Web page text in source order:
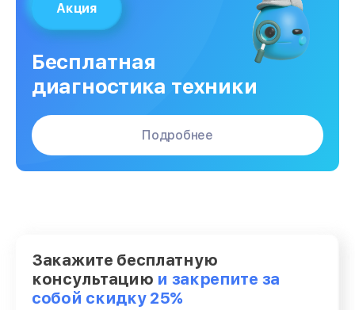
Акция
Бесплатная
диагностика техники
Подробнее
Закажите бесплатную
консультацию и закрепите за
собой скидку 25%